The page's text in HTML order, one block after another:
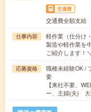
交通費
交通費全額支給
仕事内容
軽作業（仕分け
製造や軽作業を
ご紹介します！
応募資格
職種未経験OK /
要
【来社不要、
ー、主婦(夫)